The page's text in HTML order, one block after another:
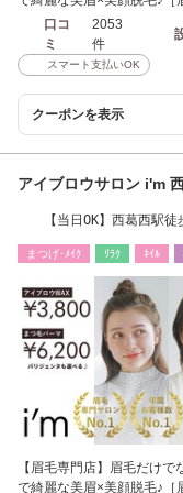
口コ
ミ
2053
件
スマート支払いOK
クーポンを表示
アイブロウサロン i'm
【当日OK】西葛西駅
まつげ･ﾒｲｸ ﾘﾗｸ ﾈｲﾙ
【眉毛専門店】眉毛だけ
で綺麗な美眉×美顔脱毛♪［